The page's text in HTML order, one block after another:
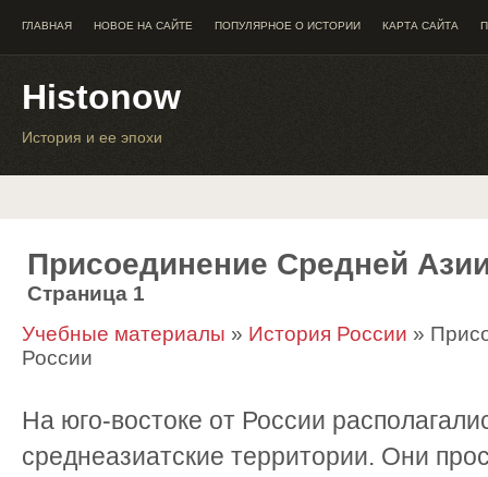
ГЛАВНАЯ НОВОЕ НА САЙТЕ ПОПУЛЯРНОЕ О ИСТОРИИ КАРТА САЙТА
Histonow
История и ее эпохи
Присоединение Средней
Страница 1
Учебные материалы » История России »
России
На юго-востоке от России
среднеазиатские территории. Они